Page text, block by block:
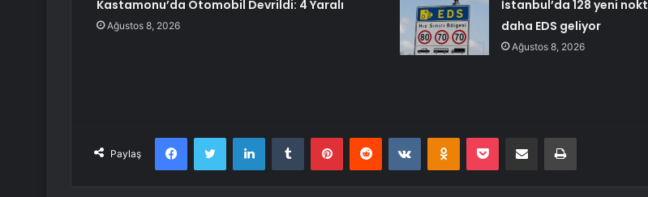
Kastamonu’da Otomobil Devrildi: 4 Yaralı
Ağustos 8, 2026
İstanbul’da 128 yeni
daha EDS geliyor
Ağustos 8, 2026
Paylaş
FacebookTwitter LinkedInTumblr PinterestReddit VKontakteOdnoklassniki
Pocket E-Posta ile paylaş Yazdır